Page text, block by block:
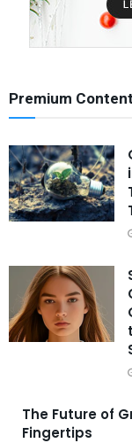
Premium Content
The Future of
Fingertips